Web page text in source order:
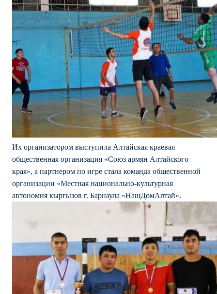
Их организатором выступила Алтайская краевая
общественная организация «Союз армян Алтайского
края», а партнером по игре стала команда общественной
организации «Местная национально-культурная
автономия кыргызов г. Барнаула «НашДомАлтай».